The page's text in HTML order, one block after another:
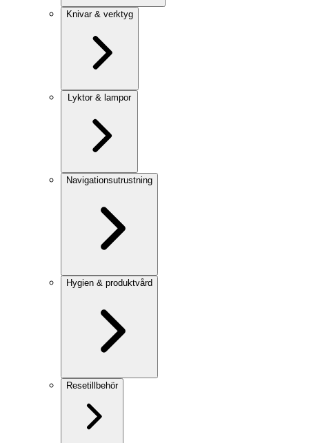
Knivar & verktyg
Lyktor & lampor
Navigationsutrustning
Hygien & produktvård
Resetillbehör